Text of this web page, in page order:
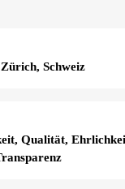
Schweiz
Qualität,